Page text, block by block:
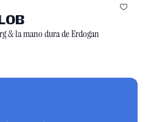
& la mano dura de Erdogan